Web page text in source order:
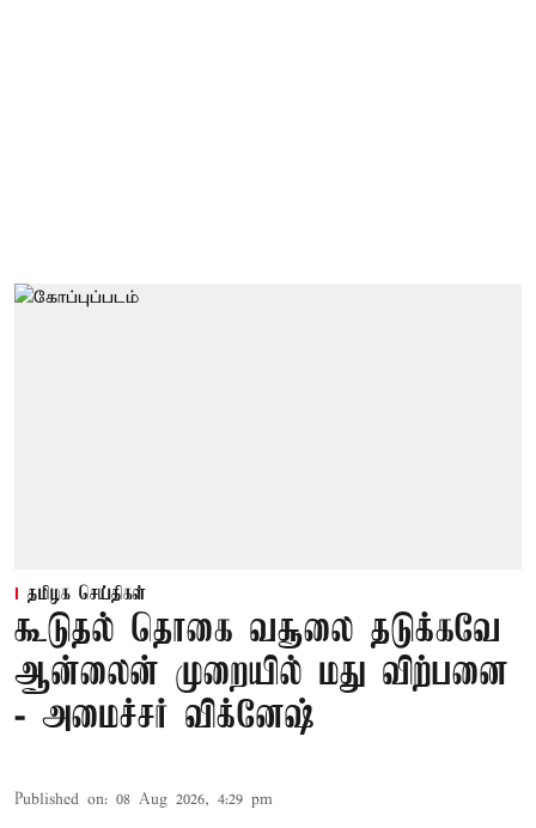
தமிழக செய்திகள்
கூடுதல் தொகை வசூலை தடுக்கவே
ஆன்லைன் முறையில் மது விற்பனை
- அமைச்சர் விக்னேஷ்
Published on: 08 Aug 2026, 4:29 pm